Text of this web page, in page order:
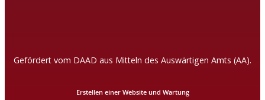
Gefördert vom DAAD aus Mitteln des Auswärtigen Amts (AA).
Erstellen einer Website und Wartung